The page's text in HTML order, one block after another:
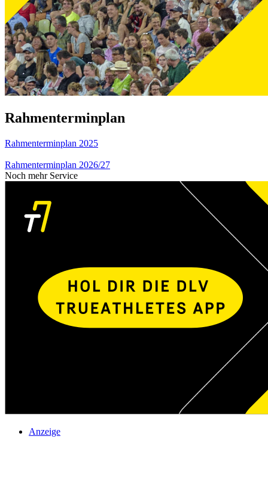
Rahmenterminplan
Rahmenterminplan 2025
Rahmenterminplan 2026/27
Noch mehr Service
Anzeige